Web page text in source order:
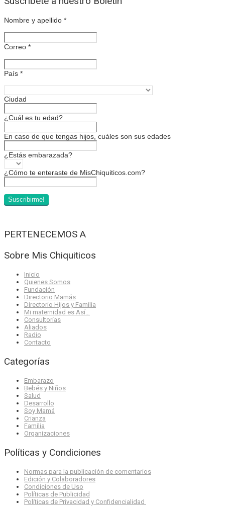
Nombre y apellido *
Correo *
País *
Ciudad
¿Cuál es tu edad?
En caso de que tengas hijos, cuáles son sus edades
¿Estás embarazada?
¿Cómo te enteraste de MisChiquiticos.com?
PERTENECEMOS A
Sobre Mis Chiquiticos
Inicio
Quienes Somos
Fundación
Directorio Mamás
Directorio Hijos y Familia
Mi maternidad es Así…
Consultorías
Aliados
Radio
Contacto
Categorías
Embarazo
Bebés y Niños
Salud
Desarrollo
Soy Mamá
Crianza
Familia
Organizaciones
Políticas y Condiciones
Normas para la publicación de comentarios
Edición y Colaboradores
Condiciones de Uso
Políticas de Publicidad
Políticas de Privacidad y Confidencialidad